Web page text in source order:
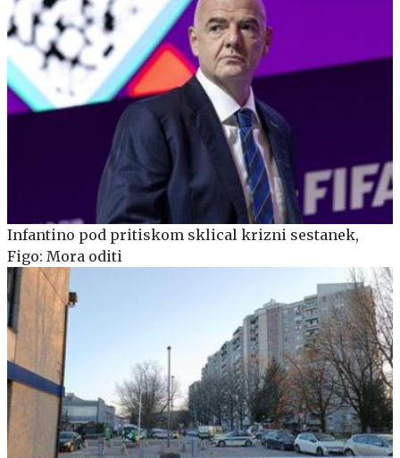
Infantino pod pritiskom sklical krizni sestanek,
Figo: Mora oditi